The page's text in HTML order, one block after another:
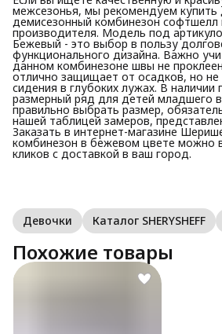
межсезонья, мы рекомендуем купить
демисезонный комбинезон
производителя. Модель под
Бежевый - это выбор в пользу
функционального дизайна. Важно
данном комбинезоне швы не
отлично защищает от осадков, но не
сидения в глубоких лужах. В наличии
размерный ряд для детей младшего
правильно выбрать размер,
нашей таблицей замеров,
Заказать в интернет-магазине
комбинезон в бежевом цвете можно
кликов с доставкой в ваш город.
Девочки Каталог SHERYSHEFF
Похожие товары